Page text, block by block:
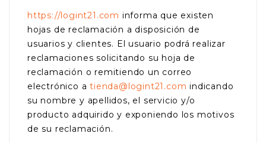
https://logint21.com informa que existen
hojas de reclamación a disposición de
usuarios y clientes. El usuario podrá realizar
reclamaciones solicitando su hoja de
reclamación o remitiendo un correo
electrónico atienda@logint21.com indicando
su nombre y apellidos, el servicio y/o
producto adquirido y exponiendo los motivos
de su reclamación.